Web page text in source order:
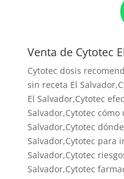
Venta de Cytotec
Cytotec dosis
sin receta El
El Salvador,Cytotec
Salvador,Cytotec
Salvador,Cytotec
Salvador,Cytotec para
Salvador,Cytotec
Salvador,Cytotec